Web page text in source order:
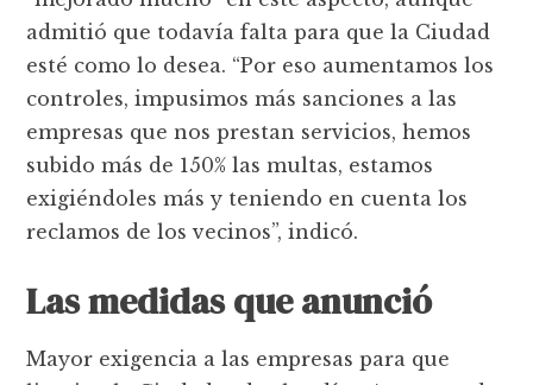
admitió que todavía falta para que la Ciudad
esté como lo desea. “Por eso aumentamos los
controles, impusimos más sanciones a las
empresas que nos prestan servicios, hemos
subido más de 150% las multas, estamos
exigiéndoles más y teniendo en cuenta los
reclamos de los vecinos”, indicó.
Las medidas que anunció
Mayor exigencia a las empresas para que